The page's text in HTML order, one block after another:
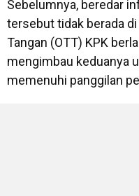
Sebelumnya, beredar
tersebut tidak berada
Tangan (OTT) KPK
mengimbau keduanya
memenuhi panggilan